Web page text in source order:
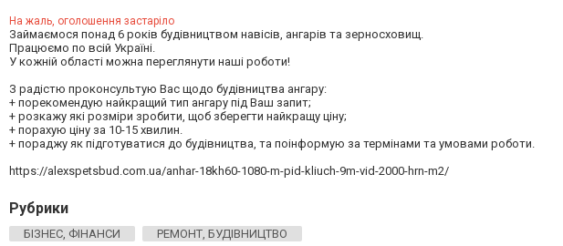
На жаль, оголошення застаріло
Займаємося понад 6 років будівництвом навісів, ангарів та зерносховищ.
Працюємо по всій Україні.
У кожній області можна переглянути наші роботи!
З радістю проконсультую Вас щодо будівництва ангару:
+ порекомендую найкращий тип ангару під Ваш запит;
+ розкажу які розміри зробити, щоб зберегти найкращу ціну;
+ порахую ціну за 10-15 хвилин.
+ пораджу як підготуватися до будівництва, та поінформую за термінами та умовами роботи.
https://alexspetsbud.com.ua/anhar-18kh60-1080-m-pid-kliuch-9m-vid-2000-hrn-m2/
Рубрики
БІЗНЕС, ФІНАНСИ РЕМОНТ, БУДІВНИЦТВО